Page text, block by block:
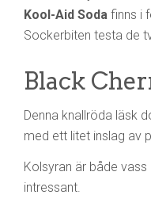
Kool-Aid Soda finns i
Sockerbiten testa de
Black
Denna knallröda läsk
med ett litet inslag av
Kolsyran är både
intressant.